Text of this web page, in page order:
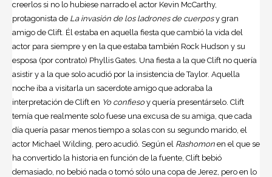
creerlos si no lo hubiese narrado el actor Kevin McCarthy,
protagonista de La invasión de los ladrones de cuerposy gran
amigo de Clift. Él estaba en aquella fiesta que cambió la vida del
actor para siempre y en la que estaba también Rock Hudson y su
esposa (por contrato) Phyllis Gates. Una fiesta a la que Clift no quería
asistir y a la que solo acudió por la insistencia de Taylor. Aquella
noche iba a visitarla un sacerdote amigo que adoraba la
interpretación de Clift en Yo confiesoy quería presentárselo. Clift
temía que realmente solo fuese una excusa de su amiga, que cada
día quería pasar menos tiempo a solas con su segundo marido, el
actor Michael Wilding, pero acudió. Según el Rashomon en el que se
ha convertido la historia en función de la fuente, Clift bebió
demasiado, no bebió nada o tomó sólo una copa de Jerez, pero en lo